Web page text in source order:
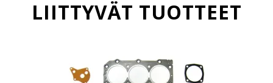
LIITTYVÄT TUOTTEET